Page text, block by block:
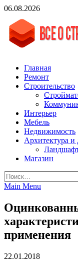
Skip
content
06.08.2026
vgasa.ru
Строительный
Главная
Ремонт
Строительство
Интерьер
Мебель
Недвижимость
Архитектура и
Магазин
Найти:
Main Menu
применения
22.01.2018